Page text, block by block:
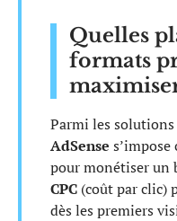
Quelles
formats
maximiser
Parmi les
AdSense s’impose
pour monétiser un
CPC (coût par clic)
dès les premiers